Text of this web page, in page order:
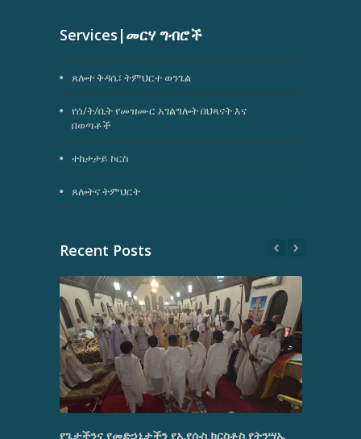
Services|መርሃ ግብሮች
ጸሎተ ቅዳሴ፣ ትምህርተ ወንጌል
የሰ/ት/ቤት የመዝሙር አገልግሎት በህጻናት እና
በወጣቶች
ተከታታይ ኮርስ
ጸሎትና ትምህርት
Recent Posts
የጌታችንና የመድኃኒታችን የኢየሱስ ክርስቶስ የትንሣኤ